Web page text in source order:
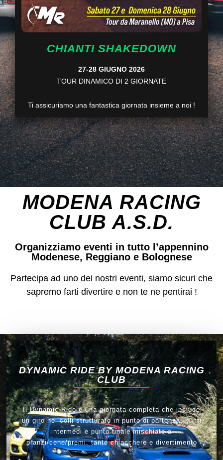
CHIANTI SHAKEDOWN
27-28 GIUGNO 2026
TOUR DINAMICO DI 2 GIORNATE
Ti assicuriamo una fantastica giornata insieme a noi !
MODENA RACING
CLUB A.S.D.
Organizziamo eventi in tutto l’appennino
Modenese, Reggiano e Bolognese
Partecipa ad uno dei nostri eventi, siamo sicuri che
sapremo farti divertire e non te ne pentirai !
DYNAMIC RIDE BY MODENA RACING
CLUB
Il Dynamic Ride è una giornata completa che include
un giro nei colli strutturato in punto di partenza, punti
intermedi e punto finale mischiato a
pranzi/cene/premi. tante chiacchere e divertimento